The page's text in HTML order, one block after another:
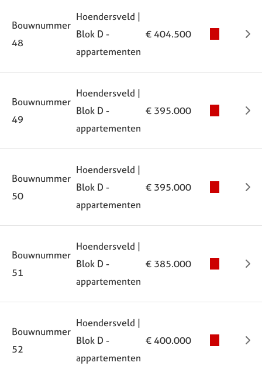
Bouwnummer
48
Hoendersveld |
Blok D -
appartementen
€ 404.500
Bouwnummer
49
Hoendersveld |
Blok D -
appartementen
€ 395.000
Bouwnummer
50
Hoendersveld |
Blok D -
appartementen
€ 395.000
Bouwnummer
51
Hoendersveld |
Blok D -
appartementen
€ 385.000
Bouwnummer
52
Hoendersveld |
Blok D -
appartementen
€ 400.000